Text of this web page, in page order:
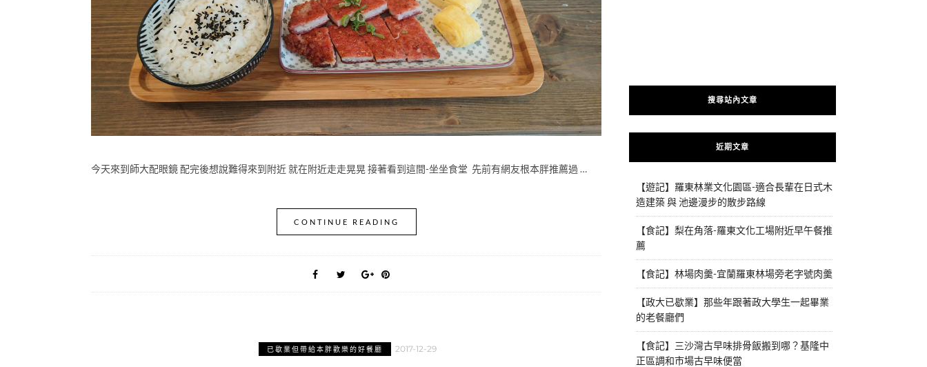
今天來到師大配眼鏡 配完後想說難得來到附近 就在附近走走晃晃 接著看到這間-坐坐食堂 先前有網友根本胖推薦過 …
CONTINUE READING
已歇業但帶給本胖歡樂的好餐廳 2017-12-29
搜尋站內文章
近期文章
【遊記】羅東林業文化園區-適合長輩在日式木
造建築 與 池邊漫步的散步路線
【食記】梨在角落-羅東文化工場附近早午餐推
薦
【食記】林場肉羹-宜蘭羅東林場旁老字號肉羹
【政大已歇業】那些年跟著政大學生一起畢業
的老餐廳們
【食記】三沙灣古早味排骨飯搬到哪？基隆中
正區調和市場古早味便當